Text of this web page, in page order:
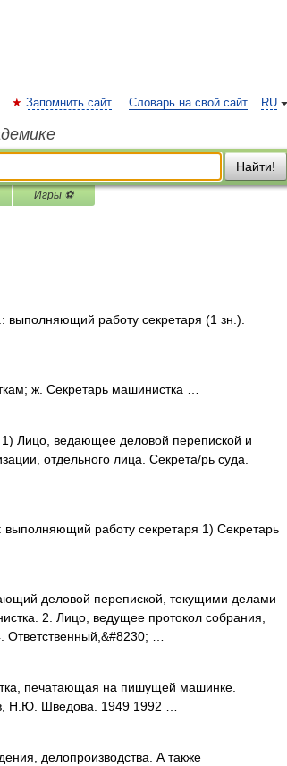
RU
Запомнить сайт Словарь на свой сайт
Найти!
Игры ⚽
работу секретаря (1 зн.).
ж. Секретарь машинистка …
Лицо, ведающее деловой перепиской и
отдельного лица. Секрета/рь суда.
работу секретаря 1) Секретарь
деловой перепиской, текущими делами
2. Лицо, ведущее протокол собрания,
Ответственный,&#8230; …
печатающая на пишущей машинке.
Н.Ю. Шведова. 1949 1992 …
делопроизводства. А также